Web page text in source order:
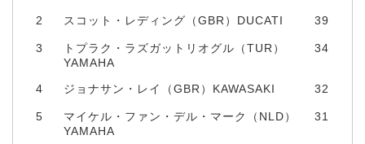
2 スコット・レディング（GBR）DUCATI 39
3
トプラク・ラズガットリオグル（TUR）
YAMAHA
34
4 ジョナサン・レイ（GBR）KAWASAKI 32
5
マイケル・ファン・デル・マーク（NLD）
YAMAHA
31